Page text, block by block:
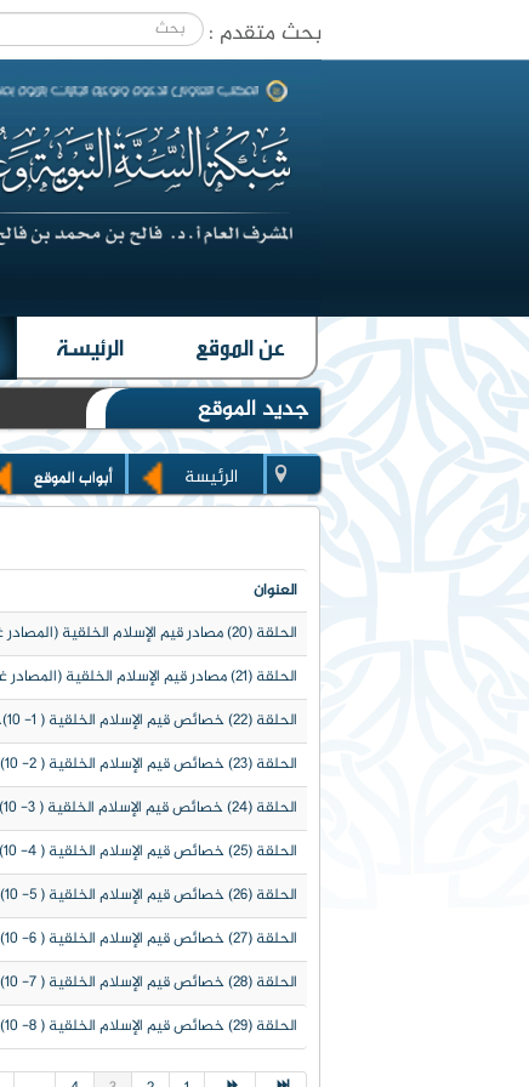
بحث متقدم :
عن الموقع الرئيسة
جديد الموقع
الرئيسة أبواب الموقع
العنوان
الحلقة (20) مصادر قيم الإسلام الخلقية (المصادر غير الأصلية) (4- 5).
الحلقة (21) مصادر قيم الإسلام الخلقية (المصادر غير الأصلية) (5- 5).
الحلقة (22) خصائص قيم الإسلام الخلقية ( 1- 10).
الحلقة (23) خصائص قيم الإسلام الخلقية ( 2- 10).
الحلقة (24) خصائص قيم الإسلام الخلقية ( 3- 10).
الحلقة (25) خصائص قيم الإسلام الخلقية ( 4- 10).
الحلقة (26) خصائص قيم الإسلام الخلقية ( 5- 10).
الحلقة (27) خصائص قيم الإسلام الخلقية ( 6- 10).
الحلقة (28) خصائص قيم الإسلام الخلقية ( 7- 10).
الحلقة (29) خصائص قيم الإسلام الخلقية ( 8- 10).